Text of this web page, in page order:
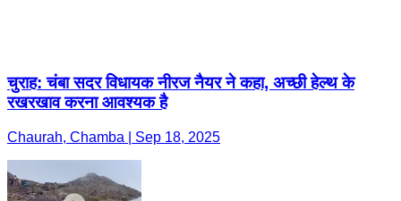
चुराह: चंबा सदर विधायक नीरज नैयर ने कहा, अच्छी हेल्थ के
रखरखाव करना आवश्यक है
Chaurah, Chamba | Sep 18, 2025